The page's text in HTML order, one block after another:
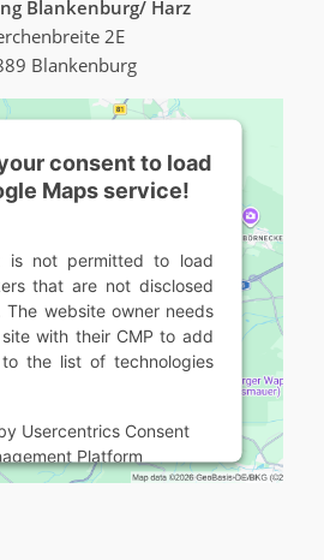
Blankenburg/ Harz
2E
Blankenburg
consent to load
Maps service!
is not permitted to load
that are not disclosed
The website owner needs
with their CMP to add
the list of technologies
Usercentrics Consent
Platform